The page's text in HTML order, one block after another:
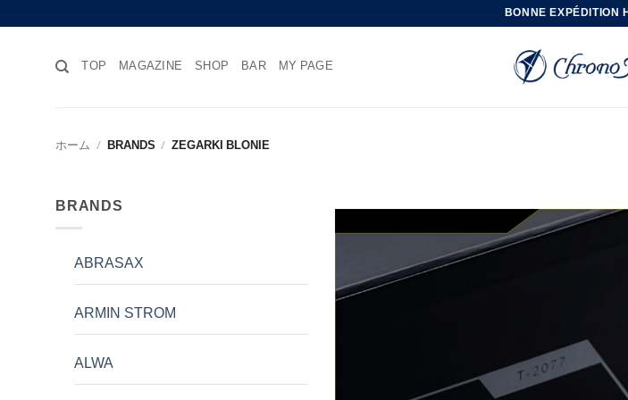
to
BONNE EXPÉDITION
TOP MAGAZINE SHOP BAR MY PAGE
ホーム / BRANDS / ZEGARKI BLONIE
BRANDS
ABRASAX
ARMIN STROM
ALWA